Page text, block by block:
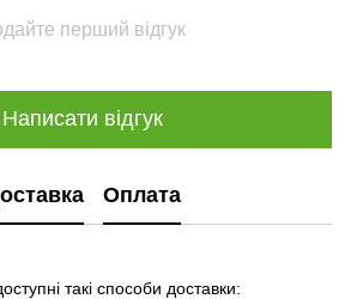
перший відгук
Написати відгук
Оплата
такі способи доставки: